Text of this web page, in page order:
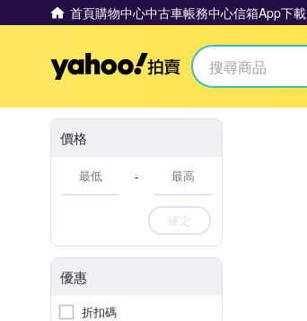
首頁購物中心中古車帳務中心信箱App下載
Yahoo拍賣
價格
-
確定
優惠
折扣碼